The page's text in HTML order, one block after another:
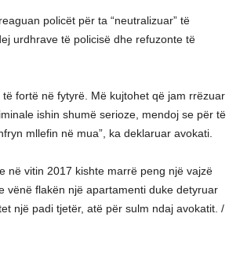
policët për ta “neutralizuar” të
urdhrave të policisë dhe refuzonte të
fortë në fytyrë. Më kujtohet që jam rrëzuar
ishin shumë serioze, mendoj se për të
mllefin në mua”, ka deklaruar avokati.
në vitin 2017 kishte marrë peng një vajzë
vënë flakën një apartamenti duke detyruar
një padi tjetër, atë për sulm ndaj avokatit. /